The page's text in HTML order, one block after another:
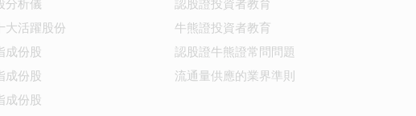
分析儀
大活躍股份
成份股
成份股
成份股
認股證投資者教育
牛熊證投資者教育
認股證牛熊證常問問題
流通量供應的業界準則